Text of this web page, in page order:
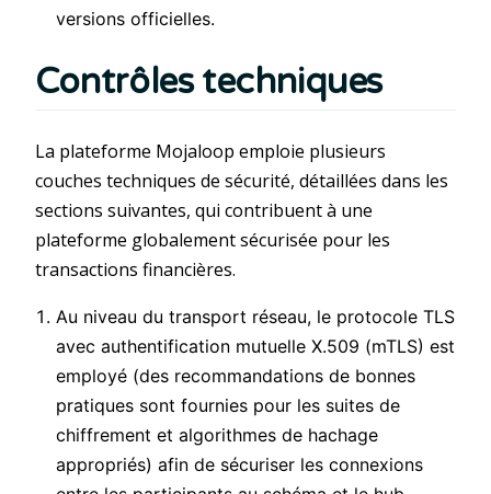
versions officielles.
Contrôles techniques
La plateforme Mojaloop emploie plusieurs
couches techniques de sécurité, détaillées dans les
sections suivantes, qui contribuent à une
plateforme globalement sécurisée pour les
transactions financières.
Au niveau du transport réseau, le protocole TLS
avec authentification mutuelle X.509 (mTLS) est
employé (des recommandations de bonnes
pratiques sont fournies pour les suites de
chiffrement et algorithmes de hachage
appropriés) afin de sécuriser les connexions